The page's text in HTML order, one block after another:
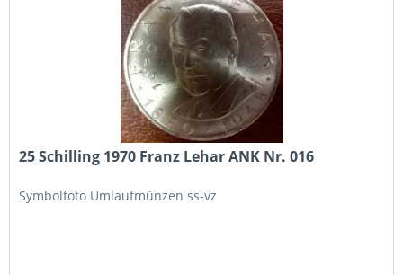
25 Schilling 1970 Franz Lehar ANK Nr. 016
Symbolfoto Umlaufmünzen ss-vz